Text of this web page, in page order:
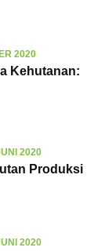
2020
Kehutanan:
2020
Produksi
2020